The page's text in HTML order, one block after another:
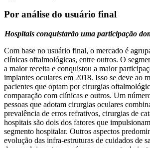
Por análise do usuário final
Hospitais conquistarão uma participação
Com base no usuário final, o mercado é
clínicas oftalmológicas, entre outros. O
a maior receita e conquistou a maior
implantes oculares em 2018. Isso se deve ao
pacientes que optam por cirurgias
comparação com clínicas e outros. Um
pessoas que adotam cirurgias oculares
prevalência de erros refrativos, cirurgias de
hospitais são dois dos fatores que
segmento hospitalar. Outros aspectos
evolução das infra-estruturas de cuidados de